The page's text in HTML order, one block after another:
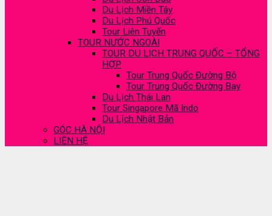
Du Lịch Miền Tây
Du Lịch Phú Quốc
Tour Liên Tuyến
TOUR NƯỚC NGOÀI
TOUR DU LỊCH TRUNG QUỐC – TỔNG
HỢP
Tour Trung Quốc Đường Bộ
Tour Trung Quốc Đường Bay
Du Lịch Thái Lan
Tour Singapore Mã Indo
Du Lịch Nhật Bản
GÓC HÀ NỘI
LIÊN HỆ